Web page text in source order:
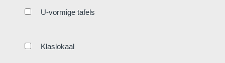
U-vormige tafels
Klaslokaal